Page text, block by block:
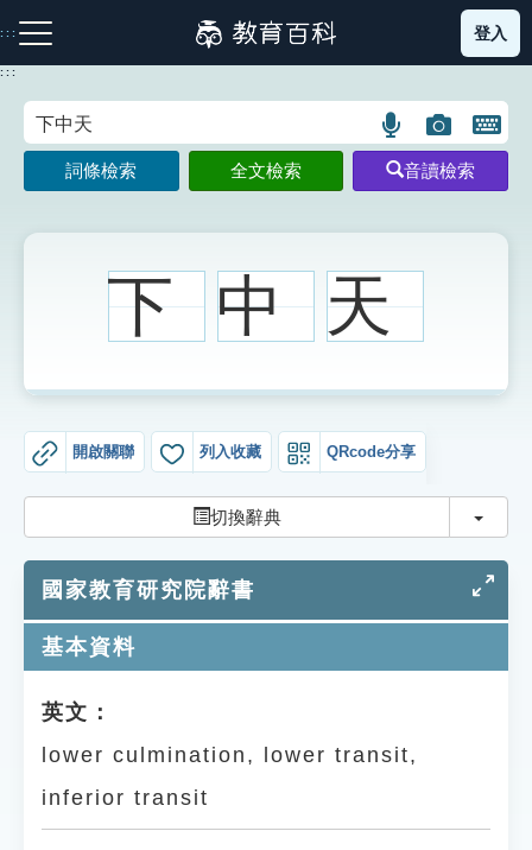
到
主
:::
注音索引圖示 筆畫索引圖示 部首索引表圖示
生字詞彙表
知識索引
單字索引
遊戲專區
登入
:::
語
言
搜
示
圖
片
搜
開
鍵
圖
詞條檢索 全文檢索 音讀檢索
下 中 天
開啟關聯 列入收藏 QRcode分享
切換辭典 切換
國家教育研究院辭書
基本資料
英文：
lower culmination, lower transit,
inferior transit